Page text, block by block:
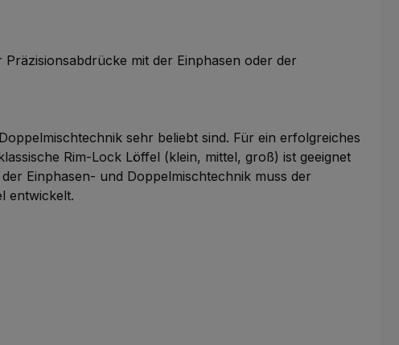
Präzisionsabdrücke mit der Einphasen oder der
sehr beliebt sind. Für ein erfolgreiches
Rim-Lock Löffel (klein, mittel, groß) ist geeignet
Einphasen- und Doppelmischtechnik muss der
entwickelt.